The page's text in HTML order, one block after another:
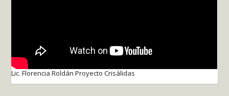
Lic. Florencia Roldán Proyecto Crisálidas